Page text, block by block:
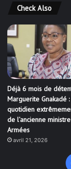
Check Also
Déjà 6 mois de
Marguerite Gnakadé :
quotidien
de l’ancienne
Armées
avril 21, 2026